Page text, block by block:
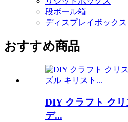
段ボール箱
ディスプレイボックス
おすすめ商品
DIY クラフト ク
デ...